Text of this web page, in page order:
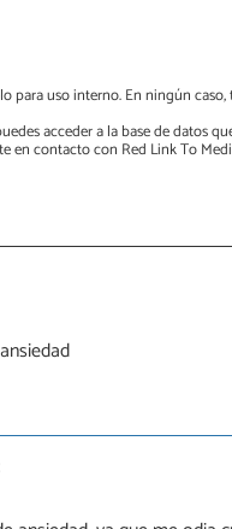
para uso interno. En ningún
acceder a la base de datos
en contacto con Red Link To